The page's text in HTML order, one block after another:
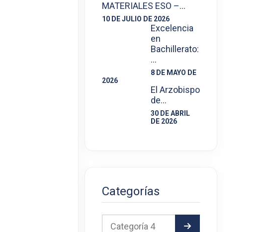
MATERIALES ESO –…
10 DE JULIO DE 2026
Excelencia
en
Bachillerato:
…
8 DE MAYO DE
2026
El Arzobispo
de…
30 DE ABRIL
DE 2026
Categorías
Categoría 4